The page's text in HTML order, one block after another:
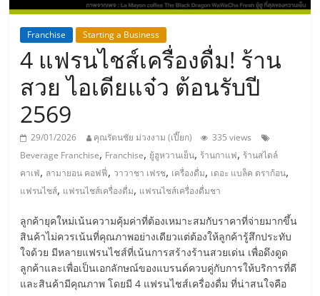
ธุรกิจ
เอ
ส
เอ็
มอี
ไทย,
SMEs,
Franchise Starting a Business
4 แฟรนไชส์เครื่องดื่ม! ร้าน
สวย ไอเดียแจ๋ว ต้อนรับปี
2569
29/01/2026 คุณรัตนชัย ม่วงงาม (เปี๊ยก)
335 views
Beverage Franchise, Franchise, ยู้ฮูหวานเย็น, ร้านกาแฟ, ร้านสไตล์
คาเฟ่, ลามายอน คอฟฟี่, วาวาชา เฟรช, เครื่องดื่ม, เดอะ แบล็ค ดราก้อน,
แฟรนไชส์, แฟรนไชส์เครื่องดื่ม, แฟรนไชส์เครื่องดื่มชา
ลูกค้ายุคใหม่เน้นความคุ้มค่าที่ต้องเหมาะสมกับราคาที่จ่ายมากขึ้น
สินค้าไม่ควรเน้นที่คุณภาพอย่างเดียวแต่ต้องให้ลูกค้ารู้สึกประทับ
ใจด้วย มีหลายแฟรนไชส์ที่เน้นการสร้างร้านสวยเด่น เพื่อดึงดูด
ลูกค้าและเพื่อเป็นเอกลักษณ์ของแบรนด์ควบคู่กับการให้บริการที่ดี
และสินค้ามีคุณภาพ โดยมี 4 แฟรนไชส์เครื่องดื่ม ที่น่าสนใจคือ